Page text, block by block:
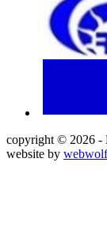
copyright © 2026 -
website by webwolf